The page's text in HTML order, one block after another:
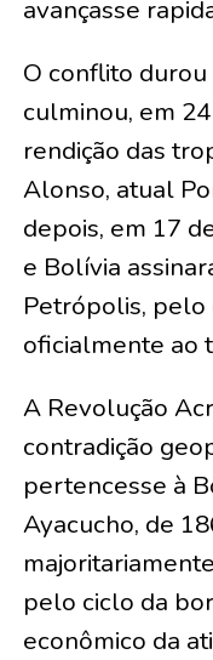
avançasse
O conflito durou
culminou, em
rendição das
Alonso, atual
depois, em 17
e Bolívia
Petrópolis,
oficialmente ao
A Revolução
contradição
pertencesse à
Ayacucho, de
pelo ciclo da
econômico da